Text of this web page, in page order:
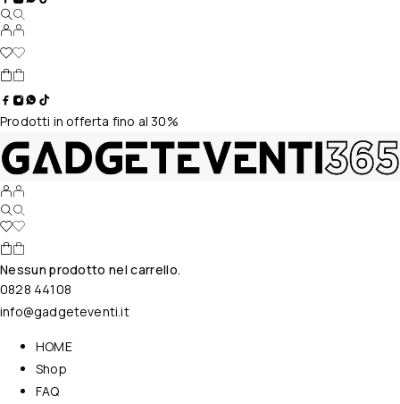
Prodotti in offerta fino al 30%
Nessun prodotto nel carrello.
0828 44108
info@gadgeteventi.it
HOME
Shop
FAQ